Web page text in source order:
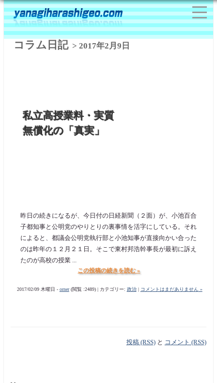
コラム日記> 2017年2月9日
私立高授業料・実質
無償化の「真実」
昨日の続きになるが、今日付の日経新聞（２面）が、小池百合
子都知事と公明党のやりとりの裏事情を活字にしている。それ
によると、都議会公明党執行部と小池知事が直接向かい合った
のは昨年の１２月２１日。そこで東村邦浩幹事長が最初に訴え
たのが高校の授業 ...
この投稿の続きを読む »
2017/02/09 木曜日 - orner(閲覧 :2489) | カテゴリー: 政治| コメントはまだありません »
投稿 (RSS)と コメント (RSS)